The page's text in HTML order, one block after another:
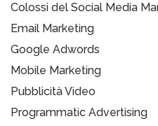
Colossi del Social Media
Email Marketing
Google Adwords
Mobile Marketing
Pubblicità Video
Programmatic Advertising